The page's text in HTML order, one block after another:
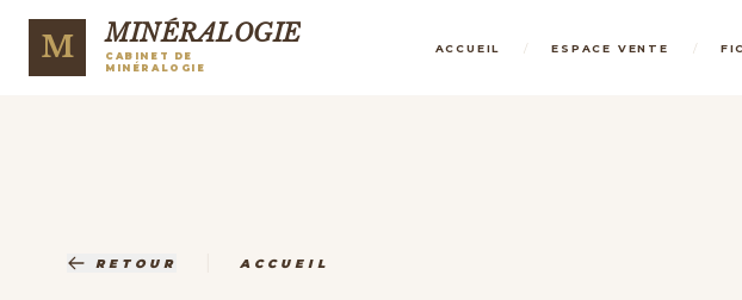
M MINÉRALOGIE
CABINET DE
MINÉRALOGIE
ACCUEIL / ESPACE VENTE /
RETOUR ACCUEIL